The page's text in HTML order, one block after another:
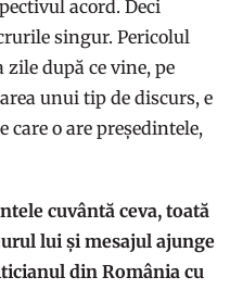
acord. Deci
singur. Pericolul
zile după ce vine, pe
unui tip de discurs, e
care o are președintele,
cuvântă ceva, toată
lui și mesajul ajunge
din România cu